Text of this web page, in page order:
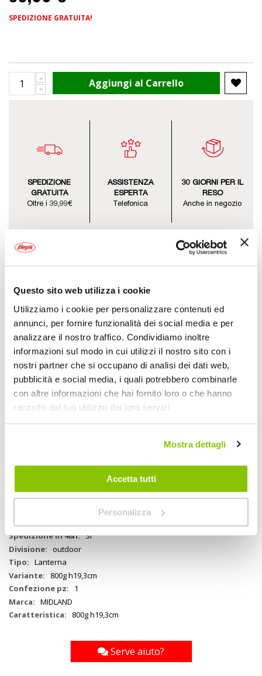
Questo sito web utilizza i cookie
Utilizziamo i cookie per personalizzare contenuti ed
annunci, per fornire funzionalità dei social media e per
analizzare il nostro traffico. Condividiamo inoltre
informazioni sul modo in cui utilizzi il nostro sito con i
nostri partner che si occupano di analisi dei dati web,
pubblicità e social media, i quali potrebbero combinarle
con altre informazioni che hai fornito loro o che hanno
raccolto dal tuo utilizzo dei loro servizi.
Mostra dettagli
Accetta tutti
Personalizza
SPEDIZIONE GRATUITA!
Aggiungi al Carrello
SPEDIZIONE
GRATUITA
Oltre i 39,99€
ASSISTENZA
ESPERTA
Telefonica
30 GIORNI PER IL
RESO
Anche in negozio
Descrizione
Esperienza completa di luce e suono. Progettata per chi ama vivere
all'aria aperta senza rinunciare al comfort e allo stile, questa
lanterna multifunzionale unisce illuminazione LED regolabile e cassa
Bluetooth 6.0 integrata da 20 Watt, per regalarti l'atmosfera perfetta
in ogni momento. Grazie alla doppia temperatura di colore, puoi
scegliere la luce giusta per ogni occasione: luce calda (giallo/arancio),
più intensa e accogliente, ideale per cene e serate romantiche
all'aperto, perfetta anche per ridurre la presenza di insetti; luce
fredda (bianca) ideale per leggere o creare un'illuminazione discreta
ore di autonomia. Batteria Li-Ion. Diametro 10,2cm
Specifiche tecniche
Si
outdoor
Lanterna
800g h19,3cm
1
MIDLAND
800g h19,3cm
Serve aiuto?